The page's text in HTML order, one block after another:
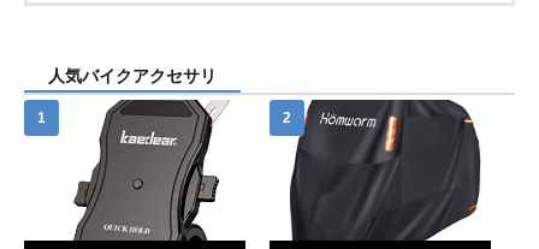
人気バイクアクセサリ